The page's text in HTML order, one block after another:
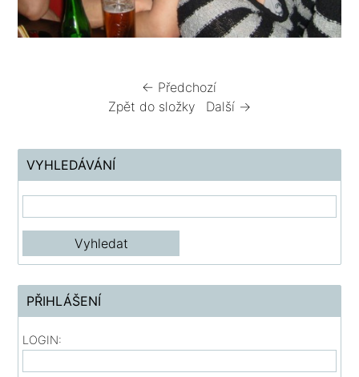
← Předchozí
Zpět do složky
Další →
VYHLEDÁVÁNÍ
PŘIHLÁŠENÍ
LOGIN: